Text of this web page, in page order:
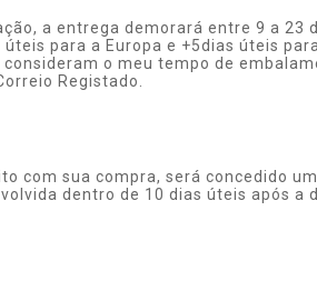
a entrega demorará entre 9 a 23
para a Europa e +5dias úteis
o meu tempo de
Registado.
com sua compra, será concedido
dentro de 10 dias úteis após a